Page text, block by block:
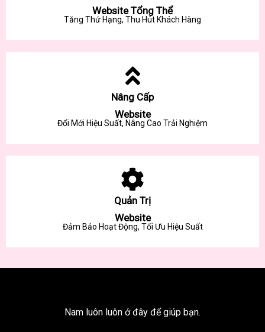
Website Tổng Thể
Tăng Thứ Hạng, Thu Hút Khách Hàng
Nâng Cấp
Website
Đổi Mới Hiệu Suất, Nâng Cao Trải Nghiệm
Quản Trị
Website
Đảm Bảo Hoạt Động, Tối Ưu Hiệu Suất
Nam luôn luôn ở đây để giúp bạn.